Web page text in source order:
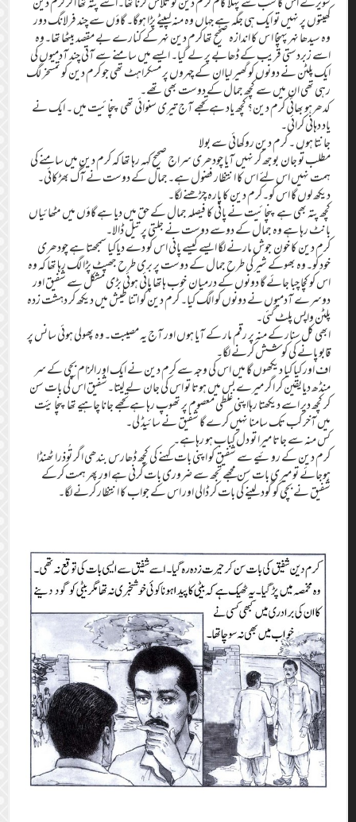
کھیتوں پر نہیں تو ایک ہی جگہ ہے جہاں وہ منہ لپیٹے پڑا ہوگا۔ گاؤں سے چند فرلانگ دور
وہ سیدھا نہر پہنچا ا س کا اندازہ صحیح تھاکرم دین نہر کے کنارے بے مقصد بیٹھا تھا۔وہ
اسے زبردستی قریب کے ڈھابے پر لے گیا۔ ایسے میں سامنے سے آتی چند آدمیوں کی
ایک پلٹن نے دونوں کو گھیر لیاان کے چہروں پر مسکراہٹ تھی جو کرم دین کو تمسخر لگ
رہی تھی ان میں سے کچھ جمال کے دوست بھی تھے۔
کدھرہو بھائی کرم دین؟ کچھ یاد ہے تجھے آج تیری سنوائی تھی پنچائیت میں ۔ ایک نے
یاد دہانی کرائی۔
جانتا ہوں ۔ کرم دین روکھائی سے بولا
مطلب تُو جان بوجھ کر نہیں آیا چودھری سراج صحیح کہہ رہا تھا کہ کرم دین میں سامنے کی
ہمت نہیں اس لئے اس کا انتظار فضول ہے۔جمال کے دوست نے آگ بھڑکائی۔
دیکھ لوں گا اس کو۔کرم دین کا پارہ چڑھنے لگا۔
کچھ پتہ بھی ہے پنچائیت نے پانی کا فیصلہ جمال کے حق میں دیا ہے گاؤں میں مٹھائیاں
بانٹ رہا ہے وہ جمال کے دوسے دوست نے جلتی پر تیل ڈالا۔
کرم دین کا خون جوش مارنے لگا ایسے کیسے پانی اس کو دے دیاکیا سمجھتا ہے چودھری
خود کو۔وہ بھوکے شیر کی طرح جمال کے دوست پر بری طرح جھپٹ پڑا لگ رہا تھا کہ وہ
اس کو کچا چبا جائے گا دونوں کے درمیان خوب ہاتھا پائی ہوئی بڑی مشکل سے شفیق اور
دوسرے آدمیوں نے دونوں کو الگ کیا۔ کرم دین کو اتنا طیش میں دیکھ کر دہشت زدہ
پلٹن واپس پلٹ گئی۔
ابھی کل سنار کے منہ پر رقم مار کے آیا ہوں اور آج یہ مصیبت۔وہ پھولی ہوئی سانس پر
قابو پانے کی کوشش کرنے لگا۔
اف اور کیا کیا دیکھوں گا میں اس کی وجہ سے کرم دین نے ایک اور الزام بچی کے سر
منڈھ دیایقین کر اگر میرے بس میں ہوتا تو اس کی جان لے لیتا۔شفیق اس کی بات سن
کر کچھ دیر اسے دیکھتا رہااپنی غلطی معصوم پر تھوپ رہا ہے تجھے جانا چاہیے تھا پنچایئت
میں آخر کب تک سامنا نہیں کرے گا شفیق نے سائیڈ لی۔
کس منہ سے جاتا میرا تو دل کباب ہو رہاہے۔
کرم دین کے روئیے سے شفیق کو اپنی بات کہنے کی کچھ ڈھارس بندھی اگر تُوذرا ٹھنڈا
ہوجائے تو میری بات سن مجھے تجھ سے ضروری بات کرنی ہے اور پھر ہمت کرکے
شفیق نے بچی کو گود لینے کی بات کر ڈالی اور اس کے جواب کا انتظار کرنے لگا۔